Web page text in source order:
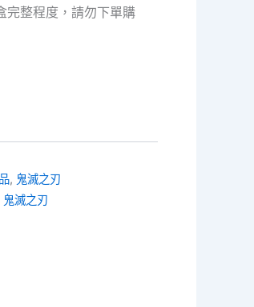
完整程度，請勿下單購
, 鬼滅之刃
鬼滅之刃